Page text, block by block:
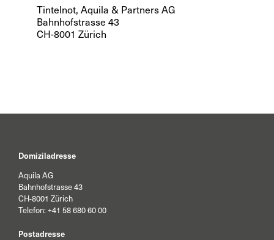
Tintelnot, Aquila & Partners AG
Bahnhofstrasse 43
CH-8001 Zürich
Domiziladresse
Aquila AG
Bahnhofstrasse 43
CH-8001 Zürich
Telefon: +41 58 680 60 00
Postadresse